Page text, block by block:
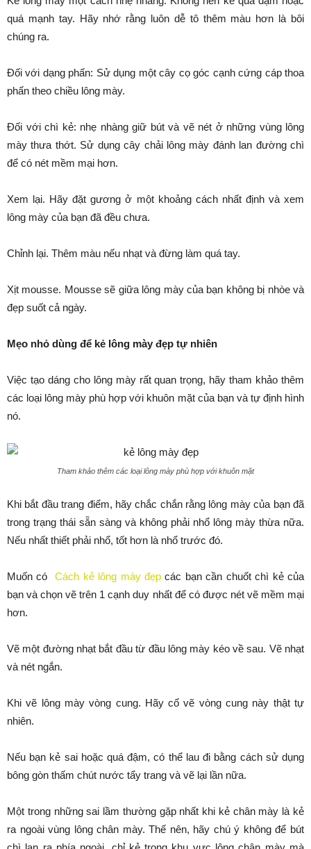
quá mạnh tay. Hãy nhớ rằng luôn dễ tô thêm màu hơn là bôi
chúng ra.
Đối với dạng phấn: Sử dụng một cây cọ góc cạnh cứng cáp thoa
phấn theo chiều lông mày.
Đối với chì kẻ: nhẹ nhàng giữ bút và vẽ nét ở những vùng lông
mày thưa thớt. Sử dụng cây chải lông mày đánh lan đường chì
để có nét mềm mại hơn.
Xem lại. Hãy đặt gương ở một khoảng cách nhất định và xem
lông mày của bạn đã đều chưa.
Chỉnh lại. Thêm màu nếu nhạt và đừng làm quá tay.
Xịt mousse. Mousse sẽ giữa lông mày của bạn không bị nhòe và
đẹp suốt cả ngày.
Mẹo nhỏ dùng để kẻ lông mày đẹp tự nhiên
Việc tạo dáng cho lông mày rất quan trọng, hãy tham khảo thêm
các loại lông mày phù hợp với khuôn mặt của bạn và tự định hình
nó.
Tham khảo thêm các loại lông mày phù hợp với khuôn mặt
Khi bắt đầu trang điểm, hãy chắc chắn rằng lông mày của bạn đã
trong trạng thái sẵn sàng và không phải nhổ lông mày thừa nữa.
Nếu nhất thiết phải nhổ, tốt hơn là nhổ trước đó.
Muốn cóCách kẻ lông mày đẹp các bạn cần chuốt chì kẻ của
bạn và chọn vẽ trên 1 cạnh duy nhất để có được nét vẽ mềm mại
hơn.
Vẽ một đường nhạt bắt đầu từ đầu lông mày kéo về sau. Vẽ nhạt
và nét ngắn.
Khi vẽ lông mày vòng cung. Hãy cố vẽ vòng cung này thật tự
nhiên.
Nếu bạn kẻ sai hoặc quá đậm, có thể lau đi bằng cách sử dụng
bông gòn thấm chút nước tẩy trang và vẽ lại lần nữa.
Một trong những sai lầm thường gặp nhất khi kẻ chân mày là kẻ
ra ngoài vùng lông chân mày. Thế nên, hãy chú ý không để bút